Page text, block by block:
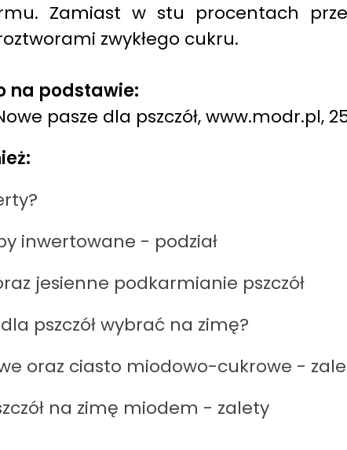
Zamiast w stu procentach
zwykłego cukru.
na podstawie:
pasze dla pszczół, www.modr.pl,
inwertowane - podział
jesienne podkarmianie pszczół
pszczół wybrać na zimę?
oraz ciasto miodowo-cukrowe -
na zimę miodem - zalety